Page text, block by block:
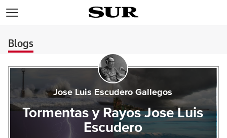
Blogs
Jose Luis Escudero Gallegos
Tormentas y Rayos Jose Luis
Escudero